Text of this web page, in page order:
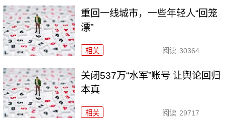
重回一线城市，一些年轻人“回笼
漂”
相关 阅读 30364
关闭537万“水军”账号 让舆论回归
本真
相关 阅读 29717